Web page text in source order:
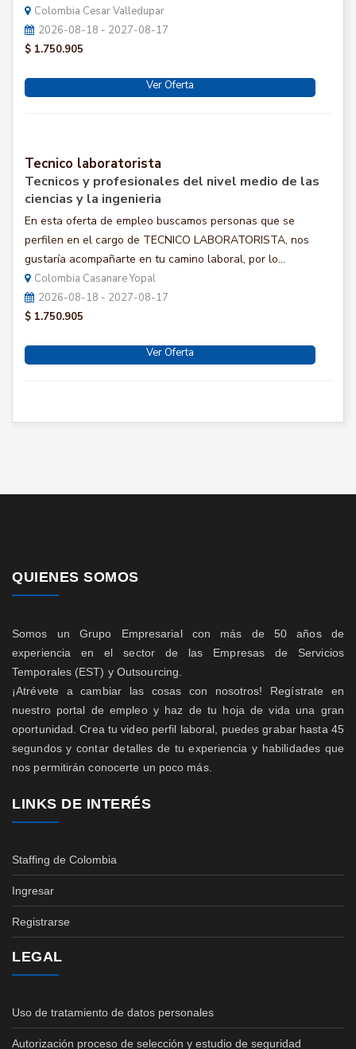
Colombia Cesar Valledupar
2026-08-18 - 2027-08-17
$ 1.750.905
Ver Oferta
Tecnico laboratorista
Tecnicos y profesionales del nivel medio de las
ciencias y la ingenieria
En esta oferta de empleo buscamos personas que se
perfilen en el cargo de TECNICO LABORATORISTA, nos
gustaría acompañarte en tu camino laboral, por lo...
Colombia Casanare Yopal
2026-08-18 - 2027-08-17
$ 1.750.905
Ver Oferta
QUIENES SOMOS
Somos un Grupo Empresarial con más de 50 años de
experiencia en el sector de las Empresas de Servicios
Temporales (EST) y Outsourcing.
¡Atrévete a cambiar las cosas con nosotros! Regístrate en
nuestro portal de empleo y haz de tu hoja de vida una gran
oportunidad. Crea tu video perfil laboral, puedes grabar hasta 45
segundos y contar detalles de tu experiencia y habilidades que
nos permitirán conocerte un poco más.
LINKS DE INTERÉS
Staffing de Colombia
Ingresar
Registrarse
LEGAL
Uso de tratamiento de datos personales
Autorización proceso de selección y estudio de seguridad